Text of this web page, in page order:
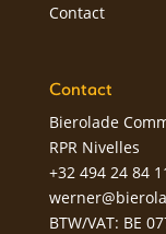
Contact
Contact
Bierolade
RPR Nivelles
+32 494 24 84
BTW/VAT: BE